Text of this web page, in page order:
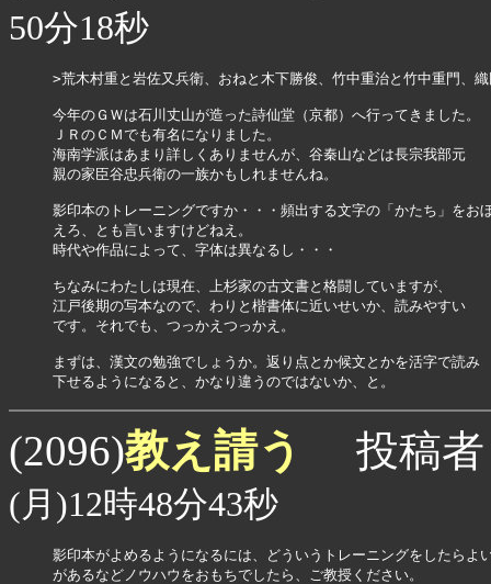
50分18秒
>荒木村重と岩佐又兵衛、おねと木下勝俊、竹中重治と竹中重門、
今年のＧＷは石川丈山が造った詩仙堂（京都）へ行ってきました。
ＪＲのＣＭでも有名になりました。
海南学派はあまり詳しくありませんが、谷秦山などは長宗我部元
親の家臣谷忠兵衛の一族かもしれませんね。
影印本のトレーニングですか・・・頻出する文字の「かたち」をお
えろ、とも言いますけどねえ。
時代や作品によって、字体は異なるし・・・
ちなみにわたしは現在、上杉家の古文書と格闘していますが、
江戸後期の写本なので、わりと楷書体に近いせいか、読みやすい
です。それでも、つっかえつっかえ。
まずは、漢文の勉強でしょうか。返り点とか候文とかを活字で読み
下せるようになると、かなり違うのではないか、と。
(2096)教え請う 投稿者
(月)12時48分43秒
影印本がよめるようになるには、どういうトレーニングをしたらよ
があるなどノウハウをおもちでしたら、ご教授ください。